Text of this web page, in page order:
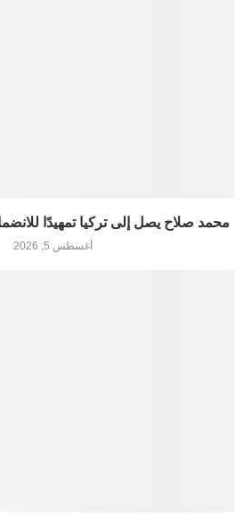
محمد صلاح يصل إلى تركيا تمهيدًا
أغسطس 5, 2026